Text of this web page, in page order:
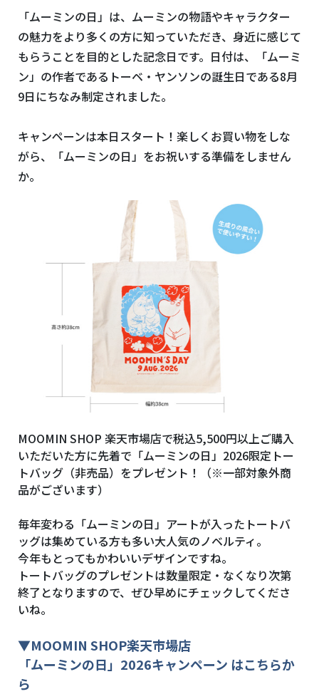
「ムーミンの日」は、ムーミンの物語やキャラクター
の魅力をより多くの方に知っていただき、身近に感じて
もらうことを目的とした記念日です。日付は、「ムーミ
ン」の作者であるトーベ・ヤンソンの誕生日である8月
9日にちなみ制定されました。
キャンペーンは本日スタート！楽しくお買い物をしな
がら、「ムーミンの日」をお祝いする準備をしません
か。
MOOMIN SHOP 楽天市場店で税込5,500円以上ご購入
いただいた方に先着で「ムーミンの日」2026限定トー
トバッグ（非売品）をプレゼント！（※一部対象外商
品がございます）
毎年変わる「ムーミンの日」アートが入ったトートバ
ッグは集めている方も多い大人気のノベルティ。
今年もとってもかわいいデザインですね。
トートバッグのプレゼントは数量限定・なくなり次第
終了となりますので、ぜひ早めにチェックしてくださ
いね。
▼MOOMIN SHOP楽天市場店
「ムーミンの日」2026キャンペーン はこちらか
ら